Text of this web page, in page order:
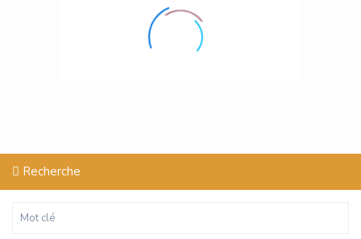
Recherche